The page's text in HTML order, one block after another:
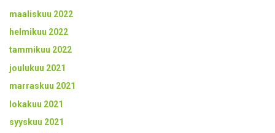
maaliskuu 2022
helmikuu 2022
tammikuu 2022
joulukuu 2021
marraskuu 2021
lokakuu 2021
syyskuu 2021